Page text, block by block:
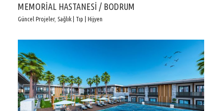
MEMORİAL HASTANESİ / BODRUM
Güncel Projeler, Sağlık | Tıp | Hijyen